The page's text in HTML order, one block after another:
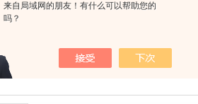
来自局域网的朋友！有什么可以帮助您的
吗？
查看详细介绍